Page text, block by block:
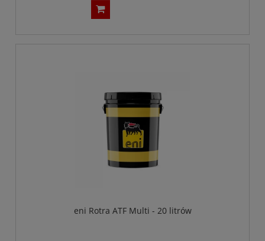
eni Rotra ATF Multi - 20 litrów